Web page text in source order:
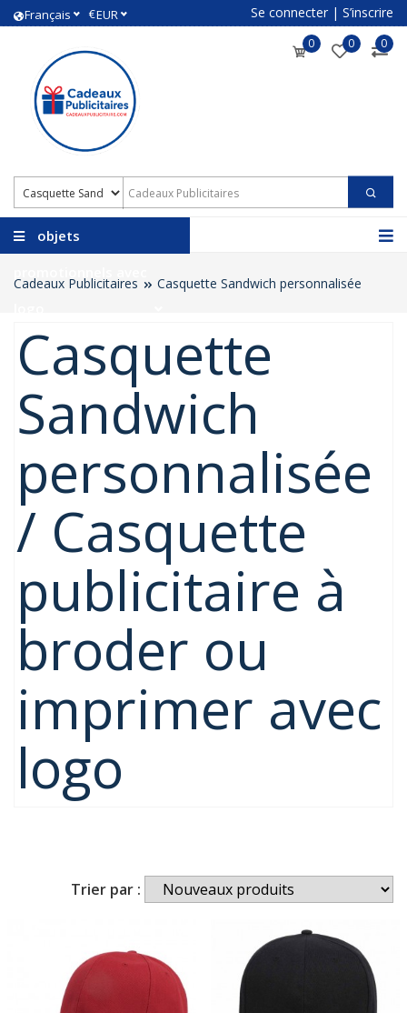
Français €EUR Se connecter | S’inscrire
0 0 0
objets
Cadeaux Publicitaires Casquette Sandwich personnalisée
Casquette
Sandwich
personnalisée
/ Casquette
publicitaire à
broder ou
imprimer avec
logo
Trier par :